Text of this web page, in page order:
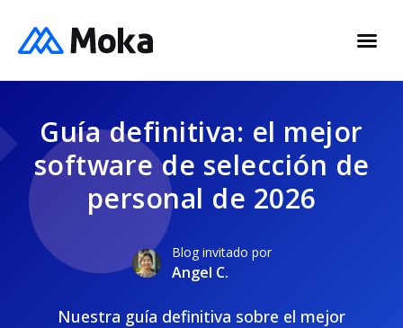
Guía definitiva: el mejor
software de selección de
personal de 2026
Blog invitado por
Angel C.
Nuestra guía definitiva sobre el mejor